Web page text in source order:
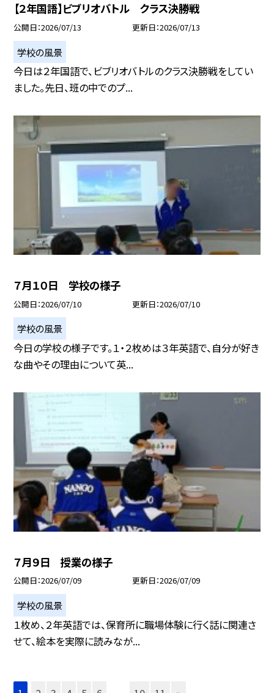
【２年国語】ビブリオバトル クラス決勝戦
公開日 2026/07/13 更新日 2026/07/13
学校の風景
今日は２年国語で、ビブリオバトルのクラス決勝戦をしてい
ました。先日、班の中でのプ...
７月１０日 学校の様子
公開日 2026/07/10 更新日 2026/07/10
学校の風景
今日の学校の様子です。１・２枚めは３年英語で、自分が好き
な曲やその理由について英...
７月９日 授業の様子
公開日 2026/07/09 更新日 2026/07/09
学校の風景
１枚め、２年英語では、保育所に職場体験に行く話に関連さ
せて、絵本を実際に読みなが...